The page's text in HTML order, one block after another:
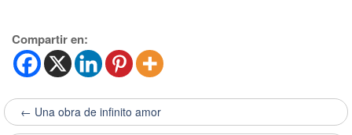
Compartir en:
← Una obra de infinito amor